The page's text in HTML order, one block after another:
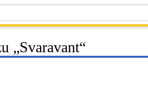
„Svaravant“